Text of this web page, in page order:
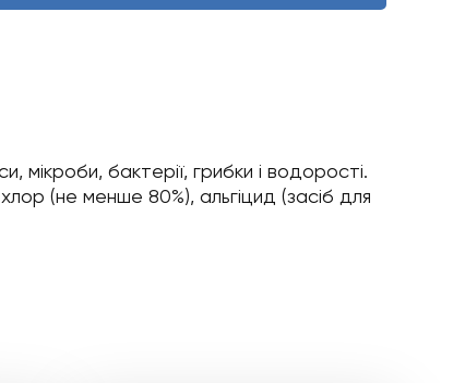
мікроби, бактерії, грибки і водорості.
(не менше 80%), альгіцид (засіб для